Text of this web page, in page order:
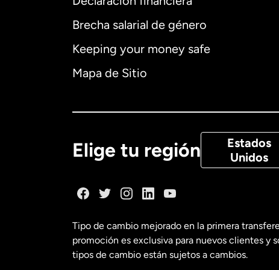
Brecha salarial de género
Keeping your money safe
Mapa de Sitio
Elige tu región
Estados
Unidos
Alemania
Canadá
Estados
Tipo de cambio mejorado en la primera
promoción es exclusiva para nuevos clientes y
tipos de cambio están sujetos a cambios.